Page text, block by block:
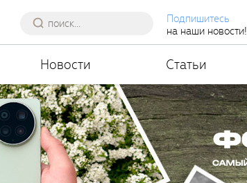
Подпишитесь
на наши новости!
Новости Статьи